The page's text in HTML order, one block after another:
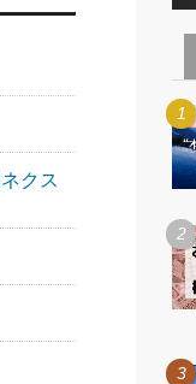
クス
1
2
3